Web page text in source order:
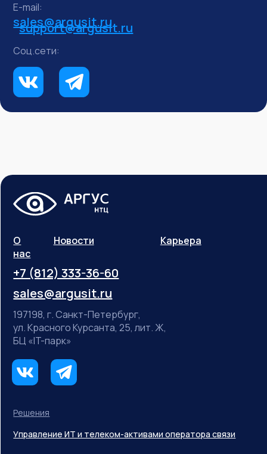
E-mail:
Соц.сети:
support@argusit.ru
sales@argusit.ru
Решения
Управление ИТ и телеком-активами оператора связи
О
нас
+7 (812) 333-36-60
sales@argusit.ru
Новости Карьера
197198, г. Санкт-Петербург,
ул. Красного Курсанта, 25, лит. Ж,
БЦ «IT-парк»